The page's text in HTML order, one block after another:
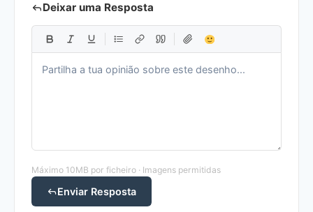
Deixar uma Resposta
Máximo 10MB por ficheiro · Imagens permitidas
Enviar Resposta